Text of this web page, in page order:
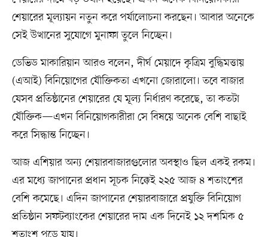
শেয়ারের মূল্যায়ন নতুন করে পর্যালোচনা করছেন। আবার অনেকে
সেই উত্থানের সুযোগে মুনাফা তুলে নিচ্ছেন।
ডেভিড মাকারিয়ান আরও বলেন, দীর্ঘ মেয়াদে কৃত্রিম বুদ্ধিমত্তায়
(এআই) বিনিয়োগের যৌক্তিকতা এখনো জোরালো। তবে বাজার
যেসব প্রতিষ্ঠানের শেয়ারের যে মূল্য নির্ধারণ করেছে, তা কতটা
যৌক্তিক—এখন বিনিয়োগকারীরা সে বিষয়ে অনেক বেশি বাছাই
করে সিদ্ধান্ত নিচ্ছেন।
আজ এশিয়ার অন্য শেয়ারবাজারগুলোর অবস্থাও ছিল একই রকম।
এর মধ্যে জাপানের প্রধান সূচক নিক্কেই ২২৫ আজ ৪ শতাংশের
বেশি কমেছে। এদিন জাপানের শেয়ারবাজারে প্রযুক্তি বিনিয়োগ
প্রতিষ্ঠান সফটব্যাংকের শেয়ারের দাম এক দিনেই ১২ দশমিক ৫